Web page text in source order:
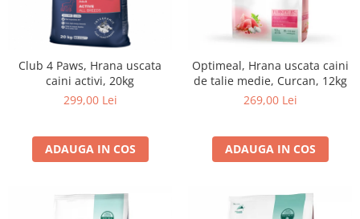
Club 4 Paws, Hrana uscata
caini activi, 20kg
299,00 Lei
ADAUGA IN COS
Optimeal, Hrana uscata caini
de talie medie, Curcan, 12kg
269,00 Lei
ADAUGA IN COS